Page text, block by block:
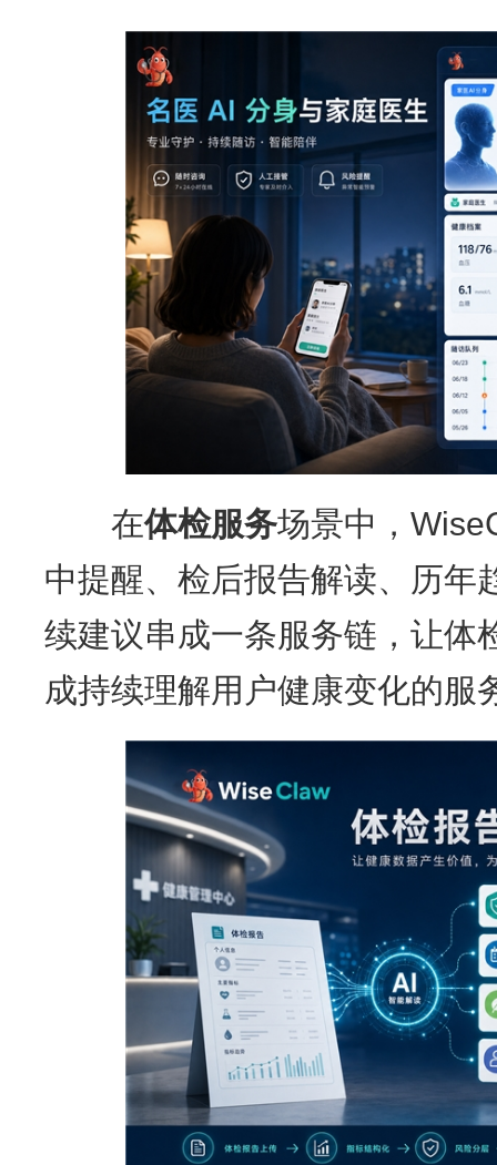
在体检服务场景中，
中提醒、检后报告解读、历年
续建议串成一条服务链，让体
成持续理解用户健康变化的服